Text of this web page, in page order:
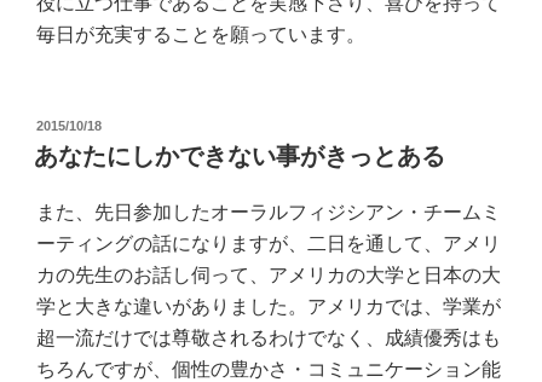
毎日が充実することを願っています。
投
稿
日:
2015/10/18
あなたにしかできない事がきっとある
また、先日参加したオーラルフィジシアン・チームミ
ーティングの話になりますが、二日を通して、アメリ
カの先生のお話し伺って、アメリカの大学と日本の大
学と大きな違いがありました。アメリカでは、学業が
超一流だけでは尊敬されるわけでなく、成績優秀はも
ちろんですが、個性の豊かさ・コミュニケーション能